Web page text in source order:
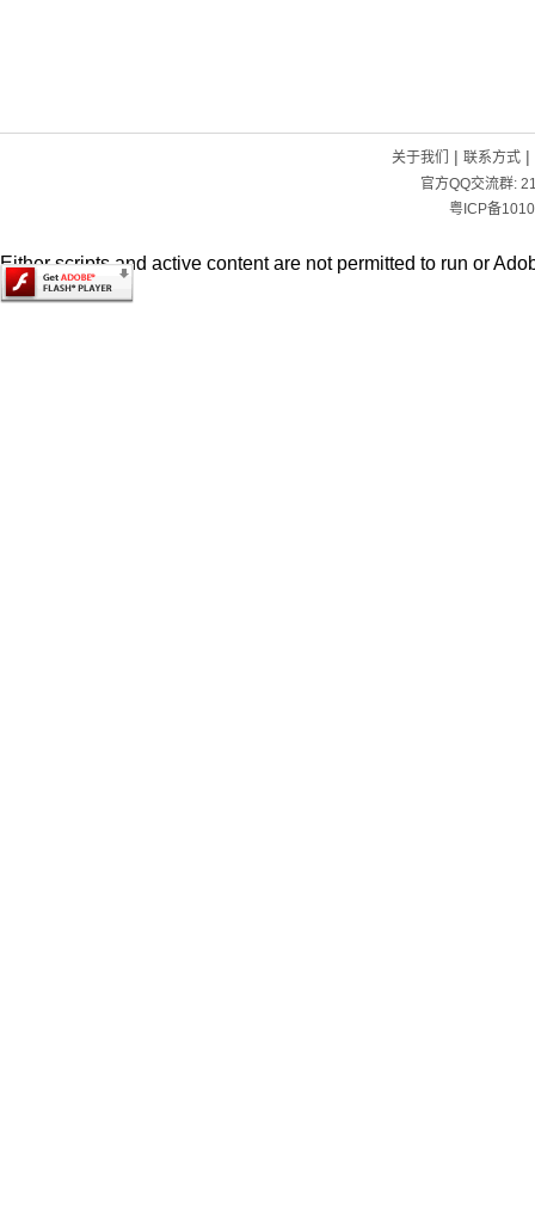
关于我们 | 联系方式|
官方QQ交流群:
粤ICP备
Either scripts and active content are not permitted to run or